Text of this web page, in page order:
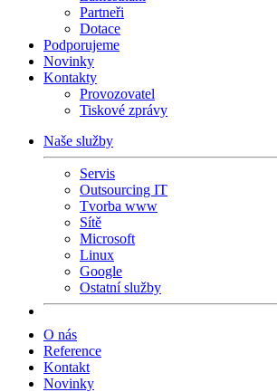
Partneři
Dotace
Podporujeme
Novinky
Kontakty
Provozovatel
Tiskové zprávy
Naše služby
Servis
Outsourcing IT
Tvorba www
Sítě
Microsoft
Linux
Google
Ostatní služby
O nás
Reference
Kontakt
Novinky